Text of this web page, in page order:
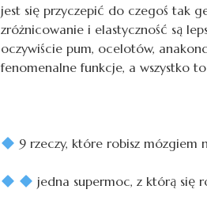
jest się przyczepić do czegoś tak
zróżnicowanie i elastyczność są
oczywiście pum, ocelotów,
fenomenalne funkcje, a wszystko
9 rzeczy, które robisz mózgiem
jedna supermoc, z którą się